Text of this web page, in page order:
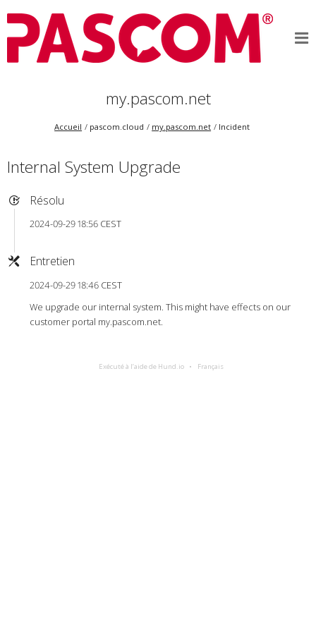
my.pascom.net
Accueil pascom.cloud my.pascom.net Incident
Internal System Upgrade
Résolu
2024-09-29 18:56 CEST
Entretien
2024-09-29 18:46 CEST
We upgrade our internal system. This might have effects on our
customer portal my.pascom.net.
Exécuté à l’aide de Hund.io Français